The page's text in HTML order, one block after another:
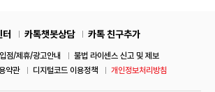
터 카톡챗봇상담 카톡 친구추가
입점/제휴/광고안내
불법 라이센스 신고 및 제보
약관 디지털코드 이용정책 개인정보처리방침